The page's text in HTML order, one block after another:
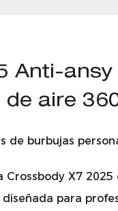
Anti-ansy
de aire
de burbujas
Crossbody X7
para